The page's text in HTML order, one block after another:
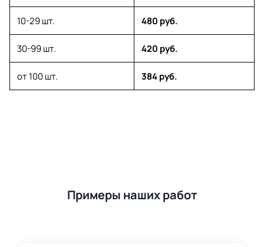
10-29 шт. 480 руб.
30-99 шт. 420 руб.
от 100 шт. 384 руб.
Примеры наших работ